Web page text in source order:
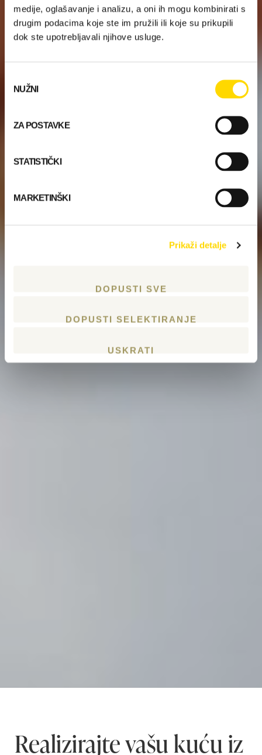
medije, oglašavanje i analizu, a oni ih mogu kombinirati s
drugim podacima koje ste im pružili ili koje su prikupili
dok ste upotrebljavali njihove usluge.
pristanka
NUŽNI
ZA POSTAVKE
STATISTIČKI
MARKETINŠKI
Prikaži detalje
DOPUSTI SVE
DOPUSTI SELEKTIRANJE
USKRATI
Realizirajte vašu kuću iz